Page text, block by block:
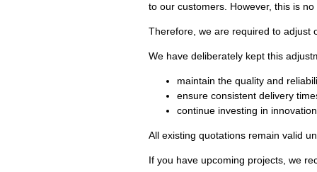
to our customers. However, this is
Therefore, we are required to adjust
We have deliberately kept this
maintain the quality and
ensure consistent delivery
continue investing in
All existing quotations remain valid
If you have upcoming projects, we